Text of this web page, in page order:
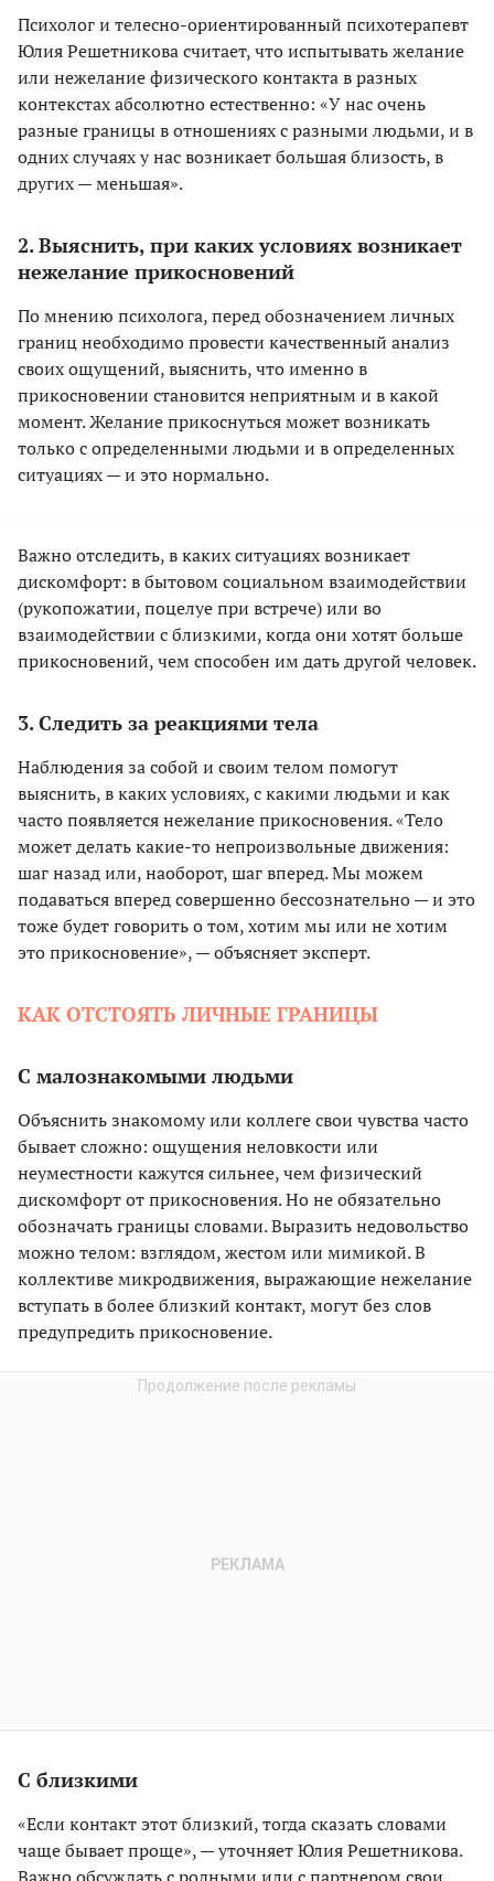
Психолог и телесно-ориентированный психотерапевт
Юлия Решетникова считает, что испытывать желание
или нежелание физического контакта в разных
контекстах абсолютно естественно: «У нас очень
разные границы в отношениях с разными людьми, и в
одних случаях у нас возникает большая близость, в
других — меньшая».
2. Выяснить, при каких условиях возникает
нежелание прикосновений
По мнению психолога, перед обозначением личных
границ необходимо провести качественный анализ
своих ощущений, выяснить, что именно в
прикосновении становится неприятным и в какой
момент. Желание прикоснуться может возникать
только с определенными людьми и в определенных
ситуациях — и это нормально.
Важно отследить, в каких ситуациях возникает
дискомфорт: в бытовом социальном взаимодействии
(рукопожатии, поцелуе при встрече) или во
взаимодействии с близкими, когда они хотят больше
прикосновений, чем способен им дать другой человек.
3. Следить за реакциями тела
Наблюдения за собой и своим телом помогут
выяснить, в каких условиях, с какими людьми и как
часто появляется нежелание прикосновения. «Тело
может делать какие-то непроизвольные движения:
шаг назад или, наоборот, шаг вперед. Мы можем
подаваться вперед совершенно бессознательно — и это
тоже будет говорить о том, хотим мы или не хотим
это прикосновение», — объясняет эксперт.
КАК ОТСТОЯТЬ ЛИЧНЫЕ ГРАНИЦЫ
С малознакомыми людьми
Объяснить знакомому или коллеге свои чувства часто
бывает сложно: ощущения неловкости или
неуместности кажутся сильнее, чем физический
дискомфорт от прикосновения. Но не обязательно
обозначать границы словами. Выразить недовольство
можно телом: взглядом, жестом или мимикой. В
коллективе микродвижения, выражающие нежелание
вступать в более близкий контакт, могут без слов
предупредить прикосновение.
С близкими
«Если контакт этот близкий, тогда сказать словами
чаще бывает проще», — уточняет Юлия Решетникова.